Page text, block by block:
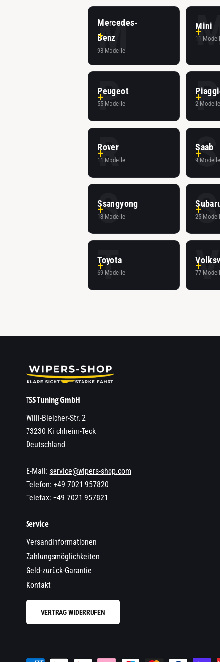
M
Mercedes-
Benz
98 Modelle
Mini
11
P
Peugeot
55 Modelle P
2 Modelle
R
Rover
11 Modelle S
Saab
9 Modelle
S
Ssangyong
13 Modelle S
25
T
Toyota
69 Modelle V
77
TSS Tuning GmbH
Willi-Bleicher-Str. 2
73230 Kirchheim-Teck
Deutschland
E-Mail: service@wipers-shop.com
Telefon: +49 7021 957820
Telefax: +49 7021 957821
Service
Versandinformationen
Zahlungsmöglichkeiten
Geld-zurück-Garantie
Kontakt
VERTRAG WIDERRUFEN